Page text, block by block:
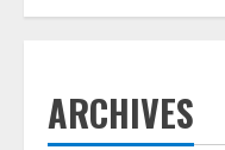
ARCHIVES